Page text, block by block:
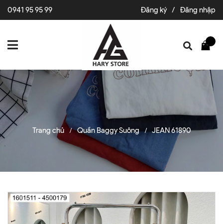
0941 95 95 99 Đăng ký / Đăng nhập
Trang chủ / Quần Baggy Suông / JEAN 61890